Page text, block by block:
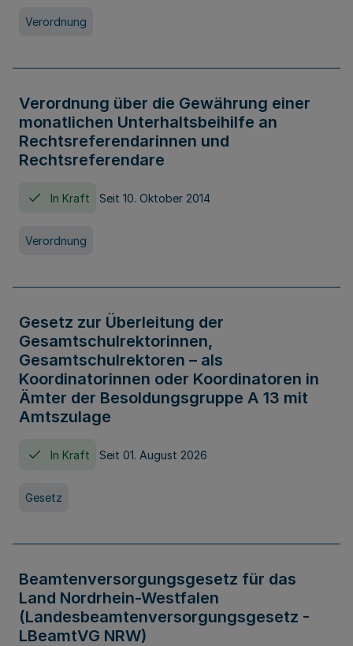
Verordnung
Verordnung über die Gewährung einer
monatlichen Unterhaltsbeihilfe an
Rechtsreferendarinnen und
Rechtsreferendare
In Kraft Seit 10. Oktober 2014
Verordnung
Gesetz zur Überleitung der
Gesamtschulrektorinnen,
Gesamtschulrektoren – als
Koordinatorinnen oder Koordinatoren in
Ämter der Besoldungsgruppe A 13 mit
Amtszulage
In Kraft Seit 01. August 2026
Gesetz
Beamtenversorgungsgesetz für das
Land Nordrhein-Westfalen
(Landesbeamtenversorgungsgesetz -
LBeamtVG NRW)